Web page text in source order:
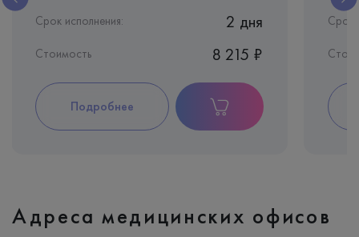
Срок исполнения: 2 дня
Стоимость 8 215 ₽
Подробнее
Срок
Адреса медицинских офисов